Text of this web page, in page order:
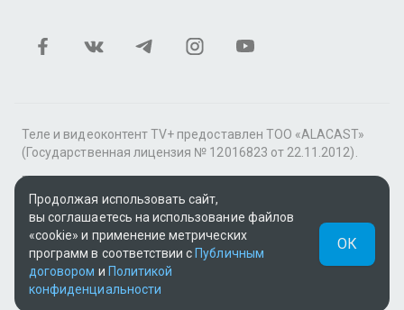
Теле и видеоконтент TV+ предоставлен ТОО «ALACAST»
(Государственная лицензия № 12016823 от 22.11.2012).
В рамках услуги «Видео по подписке» для «Пакета
фильмов и сериалов tv+» контент предоставляется
онлайн-кинотеатром MEGOGO.
Поддержка: tvplus@telecom.kz
v3.9.15 | SSR
UUID: 96c78e3e-4d96-49ab-a62b-6f6ca8ce435c
Продолжая использовать сайт,
вы соглашаетесь на использование файлов
«cookie» и применение метрических
программ в соответствии с Публичным
договором и Политикой
конфиденциальности
ОК